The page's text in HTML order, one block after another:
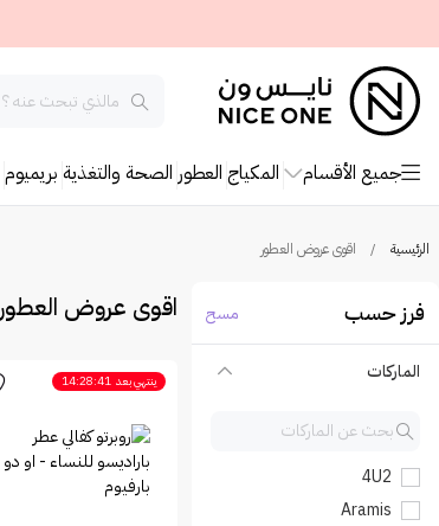
جميع الأقسام المكياج العطور الصحة والتغذية بريميوم
الرئيسية / اقوى عروض العطور
فرز حسب مسح
الماركات
4U2
Aramis
اقوى عروض العطور
ينتهي بعد 14:28:41